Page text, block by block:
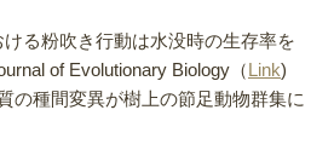
ける粉吹き行動は水没時の生存率を
of Evolutionary Biology（Link)
の種間変異が樹上の節足動物群集に